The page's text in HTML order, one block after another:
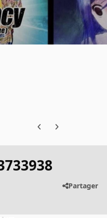
Previous carousel slide
Next carousel slide
Partager